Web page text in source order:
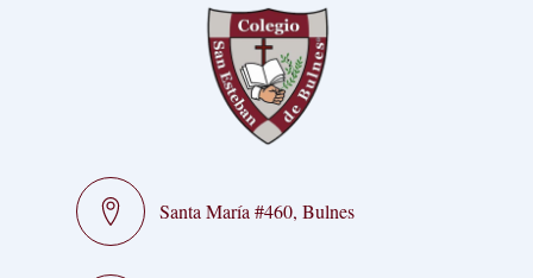
Santa María #460, Bulnes